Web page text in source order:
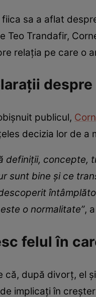
sa a aflat
Teo Trandafir,
relația pe care o
publicul,
decizia lor de
definiții, concepte,
sunt bine și ce
o normalitate”,
felul în
că, după divorț, el
implicați în